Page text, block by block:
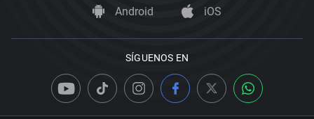
Android iOS
SÍGUENOS EN